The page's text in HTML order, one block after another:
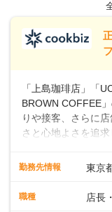
「上島珈琲店」「
BROWN COFFEE
りや接客、さらに
さと心地よさを追
の抽出や各種ドリン
タートも安心 ◎サポ
勤務先情報 東京
職種 店長